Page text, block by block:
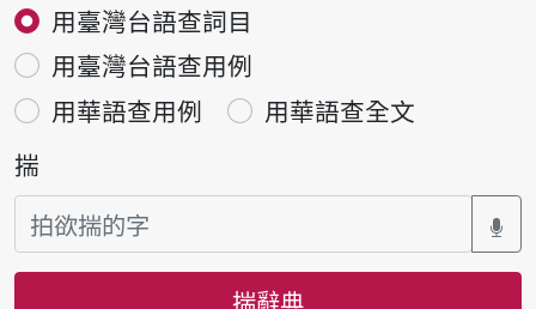
用臺灣台語查詞目
用臺灣台語查用例
用華語查用例
用華語查全文
揣
揣辭典